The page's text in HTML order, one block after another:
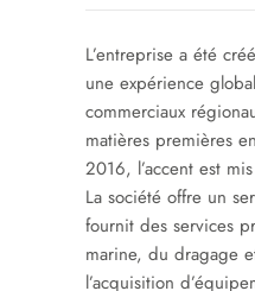
L’entreprise a été
une expérience
commerciaux
matières premières
2016, l’accent est
La société offre un
fournit des services
marine, du dragage
l’acquisition